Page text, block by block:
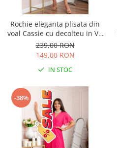
Rochie eleganta plisata din
voal Cassie cu decolteu in V -
Corai
239,00 RON
149,00 RON
IN STOC
-38%